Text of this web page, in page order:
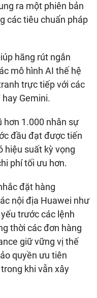
ra một phiên bản
các tiêu chuẩn pháp
hãng rút ngắn
mô hình AI thế hệ
trực tiếp với các
hay Gemini.
hơn 1.000 nhân sự
đầu đạt được tiến
hiệu suất kỳ vọng
phí tối ưu hơn.
đặt hàng
nội địa Huawei như
trước các lệnh
thời các đơn hàng
giữ vững vị thế
quyền ưu tiên
khi vẫn xây